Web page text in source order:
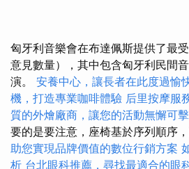
匈牙利音樂會在布達佩斯提供了最
意見數量），其中包含匈牙利民間
演。 安養中心，讓長者在此度過愉
機，打造專業咖啡體驗 后里按摩服
質的外燴廠商，讓您的活動無懈可擊
要的是要注意，座椅基於序列順序
助您實現品牌價值的數位行銷方案
析 台北眼科推薦，尋找最適合的眼